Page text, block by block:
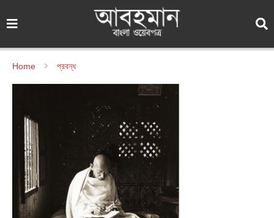
Home প্রবন্ধ